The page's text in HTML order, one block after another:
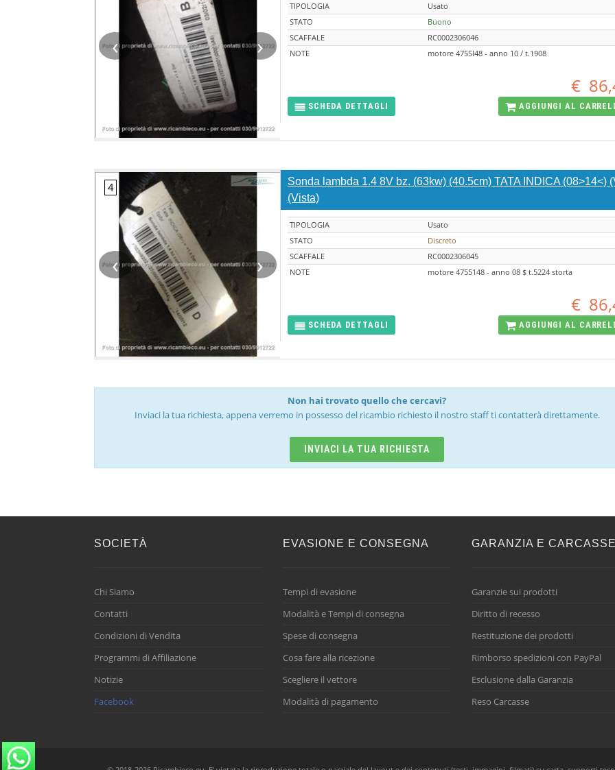
‹ ›
TIPOLOGIA
Usato
STATO
Buono
SCAFFALE
RC0002306046
NOTE
motore 475SI48 - anno 10 / t.1908
€
SCHEDA DETTAGLI AGGIUNGI AL
‹ ›
Sonda lambda 1.4 8V bz. (63kw) (40.5cm) TATA INDICA (08>14<)
(Vista)
TIPOLOGIA
Usato
STATO
Discreto
SCAFFALE
RC0002306045
NOTE
motore 4755148 - anno 08 $ t.5224 storta
€
SCHEDA DETTAGLI AGGIUNGI AL
Non hai trovato quello che cercavi?
Inviaci la tua richiesta, appena verremo in possesso del ricambio richiesto il nostro staff ti contatterà direttamente.
INVIACI LA TUA RICHIESTA
SOCIETÀ
Chi Siamo
Contatti
Condizioni di Vendita
Programmi di Affiliazione
Notizie
Facebook
EVASIONE E CONSEGNA
Tempi di evasione
Modalità e Tempi di consegna
Spese di consegna
Cosa fare alla ricezione
Scegliere il vettore
Modalità di pagamento
GARANZIA E CARCASSE
Garanzie sui prodotti
Diritto di recesso
Restituzione dei prodotti
Rimborso spedizioni con PayPal
Esclusione dalla Garanzia
Reso Carcasse